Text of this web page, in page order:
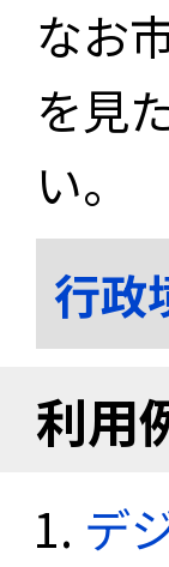
なお
を見
い。
行政
利用
デ